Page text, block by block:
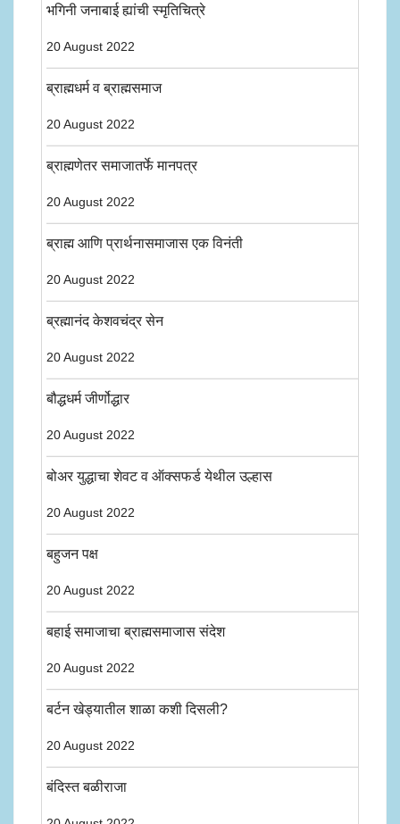
भगिनी जनाबाई ह्यांची स्मृतिचित्रे
20 August 2022
ब्राह्मधर्म व ब्राह्मसमाज
20 August 2022
ब्राह्मणेतर समाजातर्फे मानपत्र
20 August 2022
ब्राह्म आणि प्रार्थनासमाजास एक विनंती
20 August 2022
ब्रह्मानंद केशवचंद्र सेन
20 August 2022
बौद्धधर्म जीर्णोद्धार
20 August 2022
बोअर युद्धाचा शेवट व ऑक्सफर्ड येथील उल्हास
20 August 2022
बहुजन पक्ष
20 August 2022
बहाई समाजाचा ब्राह्मसमाजास संदेश
20 August 2022
बर्टन खेड्यातील शाळा कशी दिसली?
20 August 2022
बंदिस्त बळीराजा